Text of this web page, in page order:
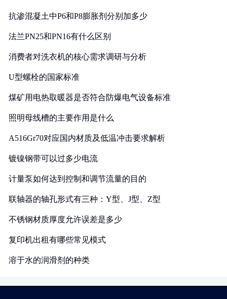
抗渗混凝土中P6和P8膨胀剂分别加多少
法兰PN25和PN16有什么区别
消费者对洗衣机的核心需求调研与分析
U型螺栓的国家标准
煤矿用电热取暖器是否符合防爆电气设备标准
照明母线槽的主要作用是什么
A516Gr70对应国内材质及低温冲击要求解析
镀镍钢带可以过多少电流
计量泵如何达到控制和调节流量的目的
联轴器的轴孔形式有三种：Y型、J型、Z型
不锈钢材质厚度允许误差是多少
复印机出租有哪些常见模式
溶于水的润滑剂的种类